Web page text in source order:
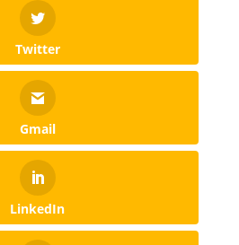
Twitter
Gmail
LinkedIn